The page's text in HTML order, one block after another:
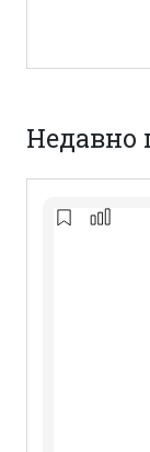
Недавно